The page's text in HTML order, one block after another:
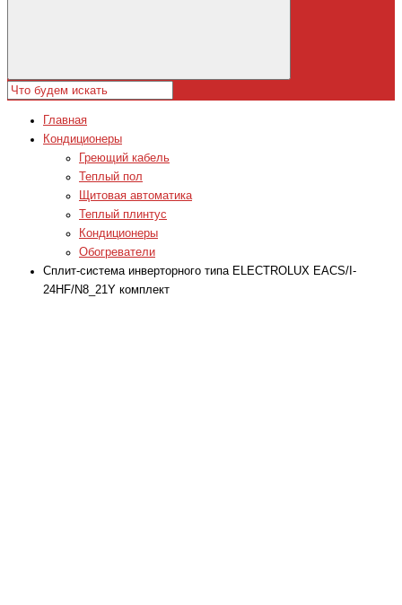
Главная
Кондиционеры
Греющий кабель
Теплый пол
Щитовая автоматика
Теплый плинтус
Кондиционеры
Обогреватели
Сплит-система инверторного типа ELECTROLUX EACS/I-
24HF/N8_21Y комплект